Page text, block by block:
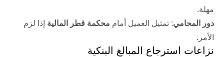
مهلة.
دور المحامي: تمثيل العميل أمام محكمة قطر المالية إذا لزم
الأمر.
نزاعات استرجاع المبالغ البنكية